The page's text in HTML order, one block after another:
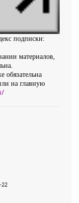
подписки:
материалов,
обязательна
на главную
22